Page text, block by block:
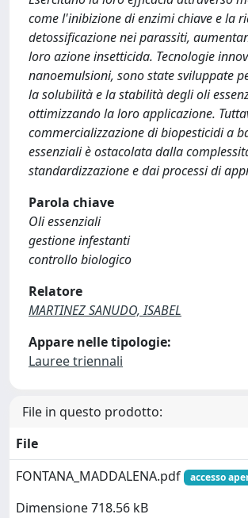
come l'inibizione di enzimi chiave e la
detossificazione nei parassiti,
loro azione insetticida. Tecnologie
nanoemulsioni, sono state sviluppate
la solubilità e la stabilità degli oli
ottimizzando la loro applicazione.
commercializzazione di biopesticidi a
essenziali è ostacolata dalla
standardizzazione e dai processi di
Parola chiave
Oli essenziali
gestione infestanti
controllo biologico
Relatore
MARTINEZ SANUDO, ISABEL
Appare nelle tipologie:
Lauree triennali
File in questo prodotto:
File
FONTANA_MADDALENA.pdf
accesso
Dimensione 718.56 kB